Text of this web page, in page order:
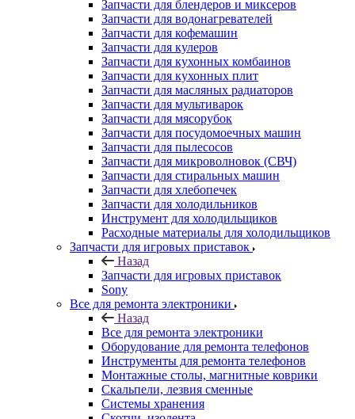
Запчасти для кухонных комбаинов
Запчасти для кухонных плит
Запчасти для масляных радиаторов
Запчасти для мультиварок
Запчасти для мясорубок
Запчасти для посудомоечных машин
Запчасти для пылесосов
Запчасти для микроволновок (СВЧ)
Запчасти для стиральных машин
Запчасти для хлебопечек
Запчасти для холодильников
Инструмент для холодильщиков
Расходные материалы для холодильщиков
Запчасти для игровых приставок
Назад
Запчасти для игровых приставок
Sony
Все для ремонта электроники
Назад
Все для ремонта электроники
Оборудование для ремонта телефонов
Инструменты для ремонта телефонов
Монтажные столы, магнитные коврики
Скальпели, лезвия сменные
Системы хранения
Скотчи, изолента
Тачскрины